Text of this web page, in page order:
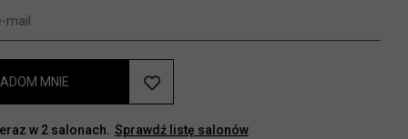
MNIE
w 2salonach.
Sprawdź listę salonów